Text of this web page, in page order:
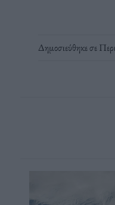
Δημοσιεύθηκε σε